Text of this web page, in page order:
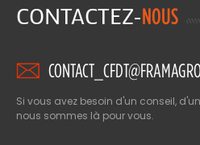
CONTACTEZ-NOUS
Si vous avez besoin d'un conseil,
nous sommes là pour vous.